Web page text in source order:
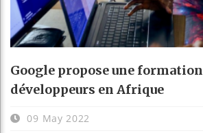
Google propose une
développeurs en Afrique
09 May 2022